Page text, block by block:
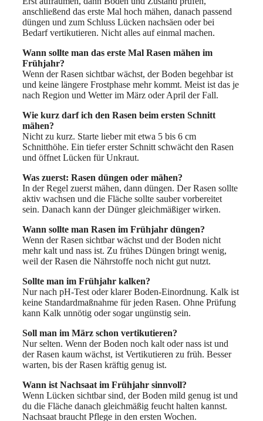
anschließend das erste Mal hoch mähen, danach passend
düngen und zum Schluss Lücken nachsäen oder bei
Bedarf vertikutieren. Nicht alles auf einmal machen.
Wann sollte man das erste Mal Rasen mähen im
Frühjahr?
Wenn der Rasen sichtbar wächst, der Boden begehbar ist
und keine längere Frostphase mehr kommt. Meist ist das je
nach Region und Wetter im März oder April der Fall.
Wie kurz darf ich den Rasen beim ersten Schnitt
mähen?
Nicht zu kurz. Starte lieber mit etwa 5 bis 6 cm
Schnitthöhe. Ein tiefer erster Schnitt schwächt den Rasen
und öffnet Lücken für Unkraut.
Was zuerst: Rasen düngen oder mähen?
In der Regel zuerst mähen, dann düngen. Der Rasen sollte
aktiv wachsen und die Fläche sollte sauber vorbereitet
sein. Danach kann der Dünger gleichmäßiger wirken.
Wann sollte man Rasen im Frühjahr düngen?
Wenn der Rasen sichtbar wächst und der Boden nicht
mehr kalt und nass ist. Zu frühes Düngen bringt wenig,
weil der Rasen die Nährstoffe noch nicht gut nutzt.
Sollte man im Frühjahr kalken?
Nur nach pH-Test oder klarer Boden-Einordnung. Kalk ist
keine Standardmaßnahme für jeden Rasen. Ohne Prüfung
kann Kalk unnötig oder sogar ungünstig sein.
Soll man im März schon vertikutieren?
Nur selten. Wenn der Boden noch kalt oder nass ist und
der Rasen kaum wächst, ist Vertikutieren zu früh. Besser
warten, bis der Rasen kräftig genug ist.
Wann ist Nachsaat im Frühjahr sinnvoll?
Wenn Lücken sichtbar sind, der Boden mild genug ist und
du die Fläche danach gleichmäßig feucht halten kannst.
Nachsaat braucht Pflege in den ersten Wochen.